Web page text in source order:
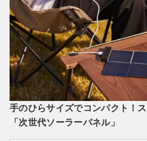
手のひらサイズでコンパクト！
「次世代ソーラーパネル」